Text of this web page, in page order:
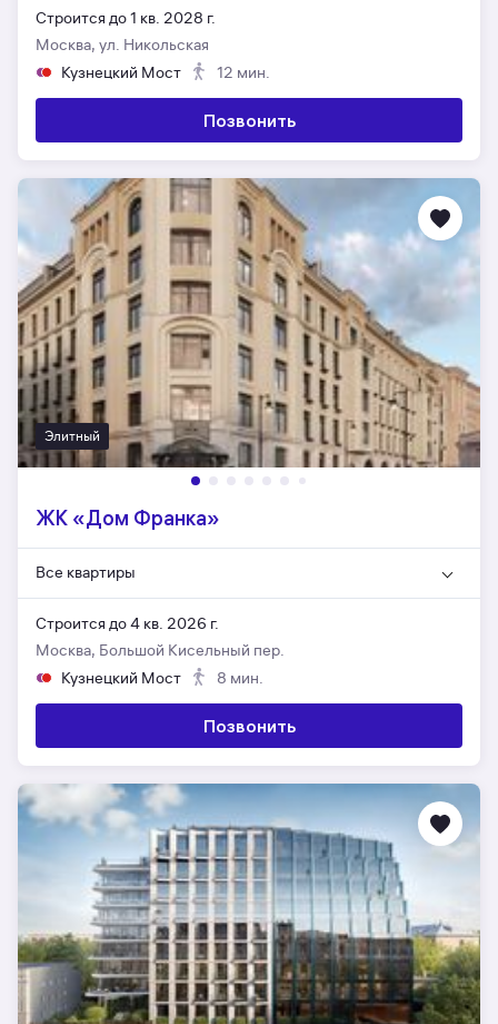
Строится до 1 кв. 2028 г.
Москва, ул. Никольская
Кузнецкий Мост
12 мин.
Позвонить
Элитный
ЖК «Дом Франка»
Все квартиры
Строится до 4 кв. 2026 г.
Москва, Большой Кисельный пер.
Кузнецкий Мост
8 мин.
Позвонить